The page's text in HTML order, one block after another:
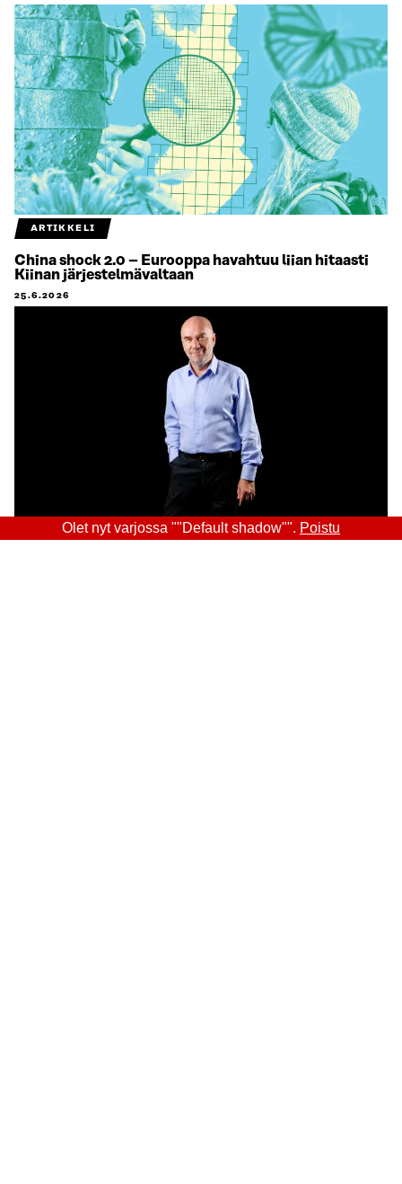
ARTIKKELI
China shock 2.0 – Eurooppa havahtuu liian hitaasti
Kiinan järjestelmävaltaan
25.6.2026
Olet nyt varjossa ""Default shadow"". Poistu